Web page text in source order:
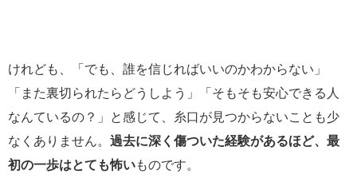
けれども、「でも、誰を信じればいいのかわからない」
「また裏切られたらどうしよう」「そもそも安心できる人
なんているの？」と感じて、糸口が見つからないことも少
なくありません。 過去に深く傷ついた経験があるほど、最
初の一歩はとても怖いものです。